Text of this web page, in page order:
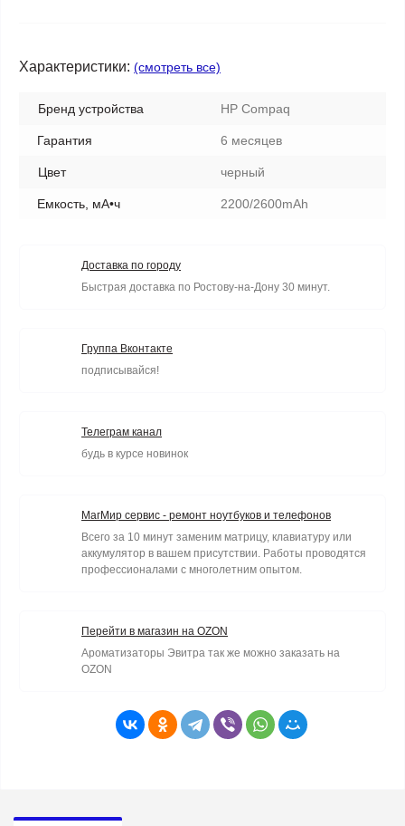
Характеристики: (смотреть все)
Бренд устройства HP Compaq
Гарантия 6 месяцев
Цвет черный
Емкость, мА•ч 2200/2600mAh
Доставка по городу
Быстрая доставка по Ростову-на-Дону 30 минут.
Группа Вконтакте
подписывайся!
Телеграм канал
будь в курсе новинок
МагМир сервис - ремонт ноутбуков и телефонов
Всего за 10 минут заменим матрицу, клавиатуру или
аккумулятор в вашем присутствии. Работы проводятся
профессионалами с многолетним опытом.
Перейти в магазин на OZON
Ароматизаторы Эвитра так же можно заказать на
OZON